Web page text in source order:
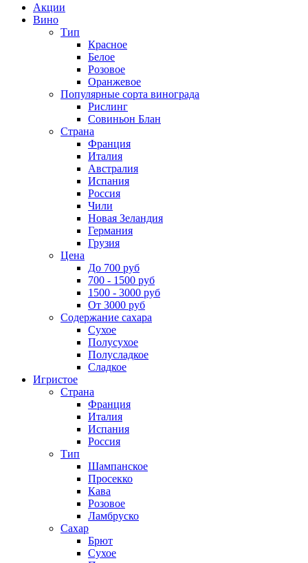
Акции
Вино
Тип
Красное
Белое
Розовое
Оранжевое
Популярные сорта винограда
Рислинг
Совиньон Блан
Страна
Франция
Италия
Австралия
Испания
Россия
Чили
Новая Зеландия
Германия
Грузия
Цена
До 700 руб
700 - 1500 руб
1500 - 3000 руб
От 3000 руб
Содержание сахара
Сухое
Полусухое
Полусладкое
Сладкое
Игристое
Страна
Франция
Италия
Испания
Россия
Тип
Шампанское
Просекко
Кава
Розовое
Ламбруско
Сахар
Брют
Сухое